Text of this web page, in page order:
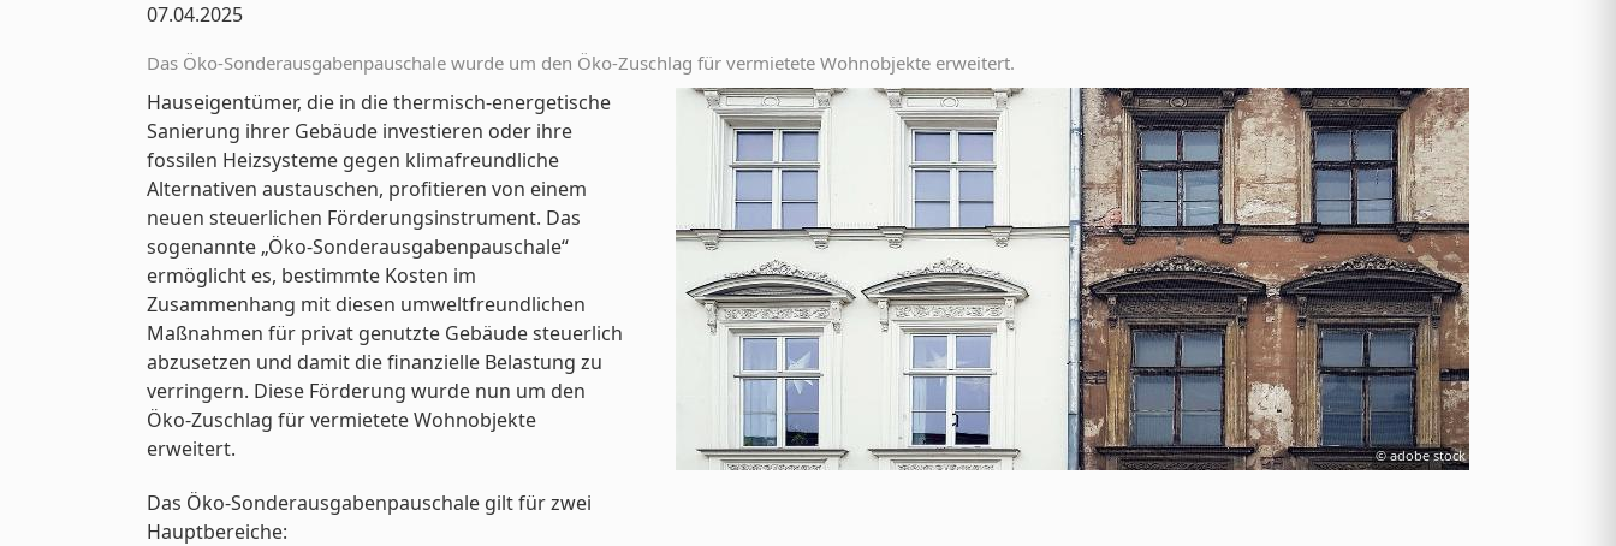
07.04.2025
Das Öko-Sonderausgabenpauschale wurde um den Öko-Zuschlag für vermietete Wohnobjekte erweitert.
Hauseigentümer, die in die thermisch-energetische
Sanierung ihrer Gebäude investieren oder ihre
fossilen Heizsysteme gegen klimafreundliche
Alternativen austauschen, profitieren von einem
neuen steuerlichen Förderungsinstrument. Das
sogenannte „Öko-Sonderausgabenpauschale“
ermöglicht es, bestimmte Kosten im
Zusammenhang mit diesen umweltfreundlichen
Maßnahmen für privat genutzte Gebäude steuerlich
abzusetzen und damit die finanzielle Belastung zu
verringern. Diese Förderung wurde nun um den
Öko-Zuschlag für vermietete Wohnobjekte
erweitert.
Das Öko-Sonderausgabenpauschale gilt für zwei
Hauptbereiche: